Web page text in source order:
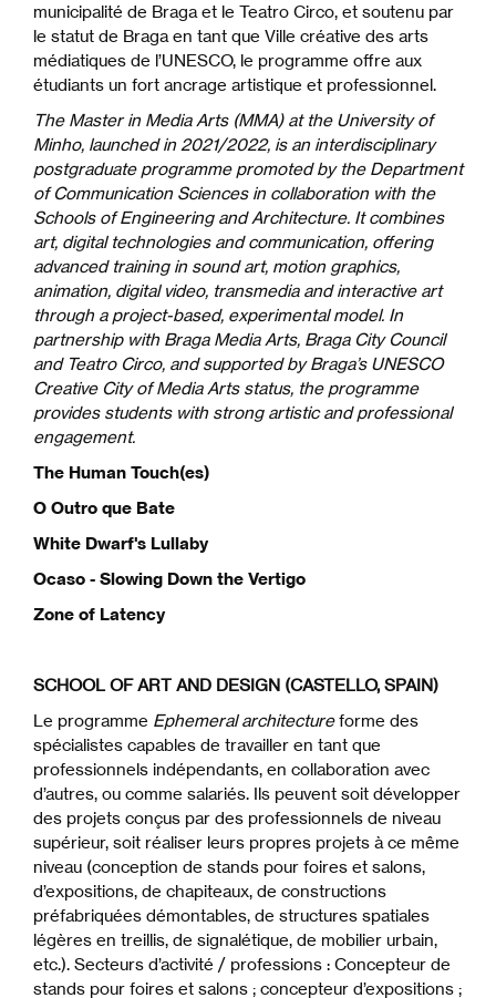
municipalité de Braga et le Teatro Circo, et soutenu par
le statut de Braga en tant que Ville créative des arts
médiatiques de l’UNESCO, le programme offre aux
étudiants un fort ancrage artistique et professionnel.
The Master in Media Arts (MMA) at the University of
Minho, launched in 2021/2022, is an interdisciplinary
postgraduate programme promoted by the Department
of Communication Sciences in collaboration with the
Schools of Engineering and Architecture. It combines
art, digital technologies and communication, offering
advanced training in sound art, motion graphics,
animation, digital video, transmedia and interactive art
through a project-based, experimental model. In
partnership with Braga Media Arts, Braga City Council
and Teatro Circo, and supported by Braga’s UNESCO
Creative City of Media Arts status, the programme
provides students with strong artistic and professional
engagement.
The Human Touch(es)
O Outro que Bate
White Dwarf's Lullaby
Ocaso - Slowing Down the Vertigo
Zone of Latency
SCHOOL OF ART AND DESIGN (CASTELLO, SPAIN)
Le programme Ephemeral architectureforme des
spécialistes capables de travailler en tant que
professionnels indépendants, en collaboration avec
d’autres, ou comme salariés. Ils peuvent soit développer
des projets conçus par des professionnels de niveau
supérieur, soit réaliser leurs propres projets à ce même
niveau (conception de stands pour foires et salons,
d’expositions, de chapiteaux, de constructions
préfabriquées démontables, de structures spatiales
légères en treillis, de signalétique, de mobilier urbain,
etc.). Secteurs d’activité / professions : Concepteur de
stands pour foires et salons ; concepteur d’expositions ;